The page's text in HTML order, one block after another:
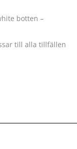
botten –
till alla tillfällen